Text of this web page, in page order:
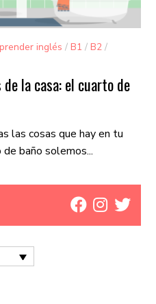
inglés /B1 /B2 /
la casa: el cuarto de
las cosas que hay en tu
baño solemos...